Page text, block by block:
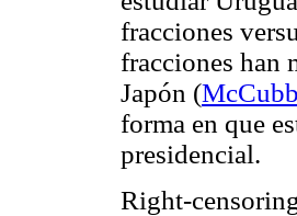
fracciones
fracciones han
Japón (
forma en que
presidencial.
Right-